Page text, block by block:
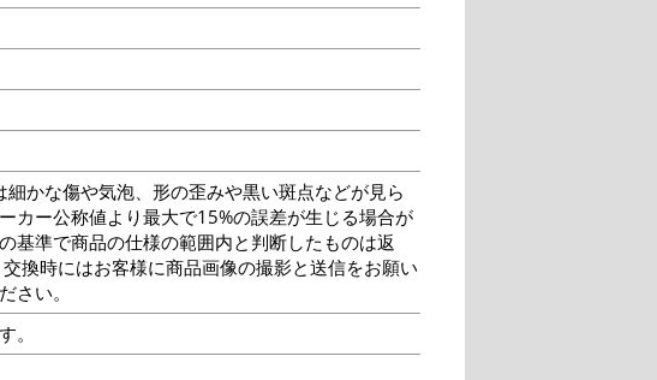
かな傷や気泡、形の歪みや黒い斑点などが見ら
カー公称値より最大で15%の誤差が生じる場合が
基準で商品の仕様の範囲内と判断したものは返
換時にはお客様に商品画像の撮影と送信をお願い
さい。
。